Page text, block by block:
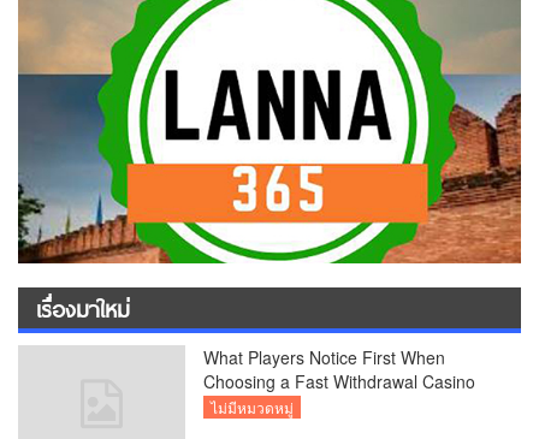
เรื่องมาใหม่
What Players Notice First When
Choosing a Fast Withdrawal Casino
UK
ไม่มีหมวดหมู่